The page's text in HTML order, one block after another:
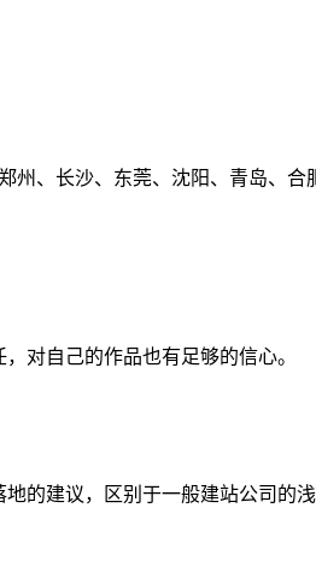
、长沙、东莞、沈阳、青岛、合
对自己的作品也有足够的信心。
的建议，区别于一般建站公司的